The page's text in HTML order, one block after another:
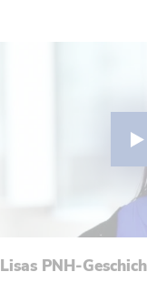
Lisas PNH-